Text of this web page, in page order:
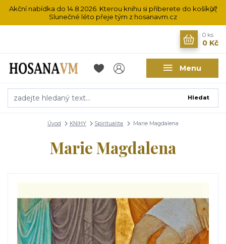
Akční nabídka do 14.8.2026. Kterou knihu si přiberete do košíku?
Slunečné léto přeje tým z hosanavm.cz
Menu
Hledat
0 ks
0 Kč
Úvod KNIHY Spiritualita Marie Magdalena
Marie Magdalena